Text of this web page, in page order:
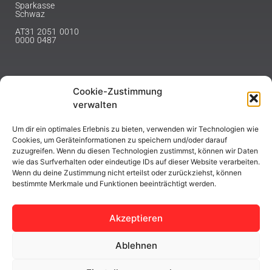
Cookie-Zustimmung
verwalten
Um dir ein optimales Erlebnis zu bieten, verwenden wir Technologien wie
Cookies, um Geräteinformationen zu speichern und/oder darauf
zuzugreifen. Wenn du diesen Technologien zustimmst, können wir Daten
wie das Surfverhalten oder eindeutige IDs auf dieser Website verarbeiten.
Wenn du deine Zustimmung nicht erteilst oder zurückziehst, können
bestimmte Merkmale und Funktionen beeinträchtigt werden.
Akzeptieren
Ablehnen
Sparkasse
Schwaz
AT31 2051 0010
0000 0487
ABONNIEREN